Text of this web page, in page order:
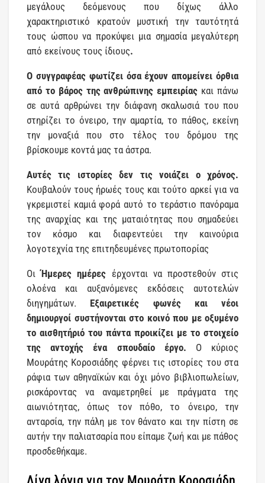
μεγάλους δεόμενους που δίχως άλλο
χαρακτηριστικό κρατούν μυστική την ταυτότητά
τους ώσπου να προκύψει μια σημασία μεγαλύτερη
από εκείνους τους ίδιους.
Ο συγγραφέας φωτίζει όσα έχουν απομείνει όρθια
από το βάρος της ανθρώπινης εμπειρίας και πάνω
σε αυτά αρθρώνει την διάφανη σκαλωσιά του που
στηρίζει το όνειρο, την αμαρτία, το πάθος, εκείνη
την μοναξιά που στο τέλος του δρόμου της
βρίσκουμε κοντά μας τα άστρα.
Αυτές τις ιστορίες δεν τις νοιάζει ο χρόνος.
Κουβαλούν τους ήρωές τους και τούτο αρκεί για να
γκρεμιστεί καμιά φορά αυτό το τεράστιο πανόραμα
της αναρχίας και της ματαιότητας που σημαδεύει
τον κόσμο και διαφεντεύει την καινούρια
λογοτεχνία της επιτηδευμένες πρωτοπορίας
ΟιΉμερες ημέρες έρχονται να προστεθούν στις
ολοένα και αυξανόμενες εκδόσεις αυτοτελών
διηγημάτων. Εξαιρετικές φωνές και νέοι
δημιουργοί συστήνονται στο κοινό που με οξυμένο
το αισθητήριό του πάντα προικίζει με το στοιχείο
της αντοχής ένα σπουδαίο έργο. Ο κύριος
Μουράτης Κοροσιάδης φέρνει τις ιστορίες του στα
ράφια των αθηναϊκών και όχι μόνο βιβλιοπωλείων,
ρισκάροντας να αναμετρηθεί με πράγματα της
αιωνιότητας, όπως τον πόθο, το όνειρο, την
ανταρσία, την πάλη με τον θάνατο και την πίστη σε
αυτήν την παλιατσαρία που είπαμε ζωή και με πάθος
προσδεθήκαμε.